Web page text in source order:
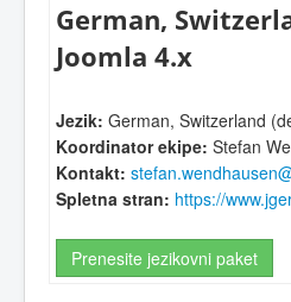
German,
Joomla 4.x
Jezik: German, Switzerland
Koordinator ekipe: Stefan
Kontakt:
Spletna stran: https://
Prenesite jezikovni paket